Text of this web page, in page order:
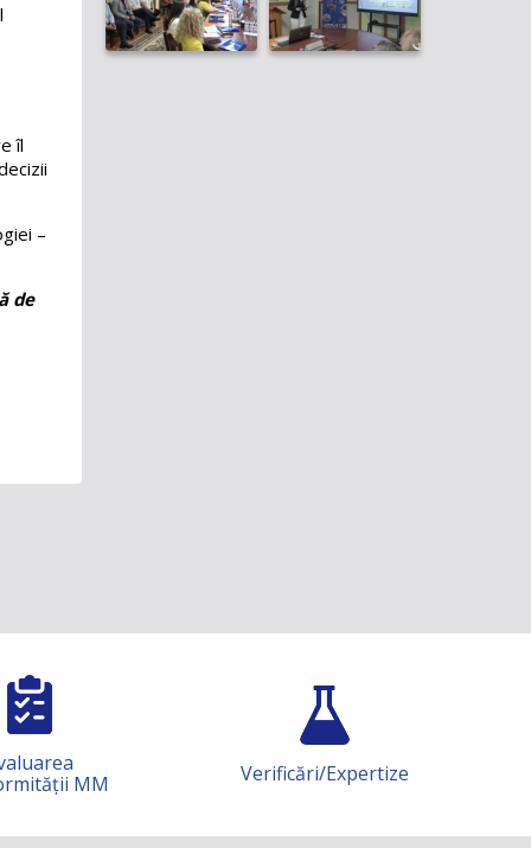
îl
–
de
Deplasări de serviciu în străinătate
Verificări/Expertize Știință și cercetare